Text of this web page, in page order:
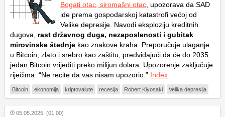
Bogati otac, siromašni otac , upozorava da SAD
ide prema gospodarskoj katastrofi većoj od
Velike depresije. Navodi eksploziju kreditnih
dugova,
rast državnog duga, nezaposlenosti i gubitak
mirovinske štednje kao znakove kraha. Preporučuje ulaganje
u Bitcoin, zlato i srebro kao zaštitu, predviđajući da će do 2035.
jedan Bitcoin vrijediti preko milijun dolara. Upozorenje zaključuje
riječima: “Ne recite da vas nisam upozorio.” Index
Bitcoin ekonomija kriptovalute recesija Robert Kiyosaki Velika depresija
05.05.2025. (01:00)